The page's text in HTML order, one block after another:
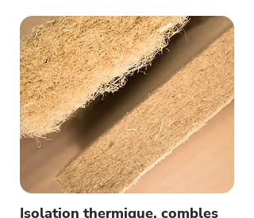
Isolation thermique, combles